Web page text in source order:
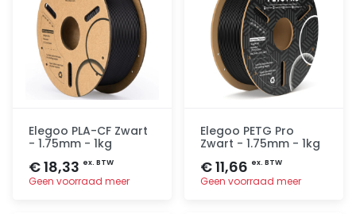
Elegoo PLA-CF Zwart
- 1.75mm - 1kg
€ 18,33 ex. BTW
Geen voorraad meer
Elegoo PETG Pro
Zwart - 1.75mm - 1kg
€ 11,66 ex. BTW
Geen voorraad meer